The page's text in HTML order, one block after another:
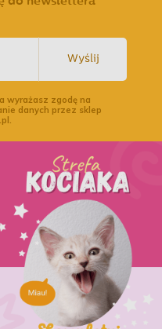
Wyślij
wyrażasz zgodę na
danych przez sklep